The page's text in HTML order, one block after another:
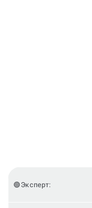
🟢Эксперт: